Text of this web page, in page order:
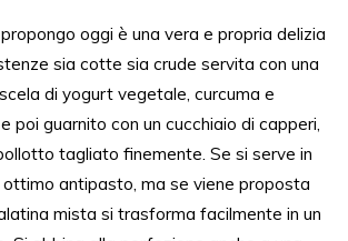
oggi è una vera e propria delizia
sia cotte sia crude servita con una
di yogurt vegetale, curcuma e
poi guarnito con un cucchiaio di capperi,
tagliato finemente. Se si serve in
ottimo antipasto, ma se viene proposta
tina mista si trasforma facilmente in un